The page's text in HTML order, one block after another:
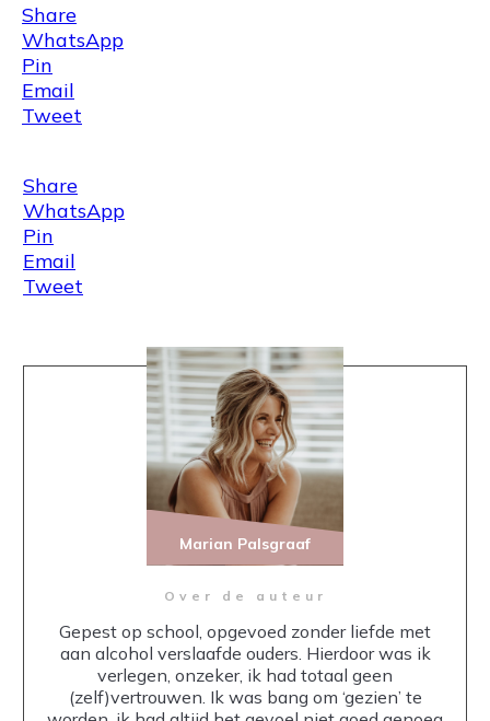
Share
WhatsApp
Pin
Email
Tweet
Share
WhatsApp
Pin
Email
Tweet
Over de auteur
Gepest op school, opgevoed zonder liefde met
aan alcohol verslaafde ouders. Hierdoor was ik
verlegen, onzeker, ik had totaal geen
(zelf)vertrouwen. Ik was bang om ‘gezien’ te
Marian Palsgraaf